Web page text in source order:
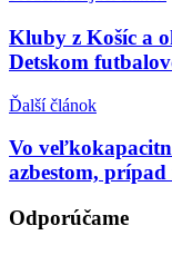
Kluby z Košíc a
Detskom
Ďalší článok
Vo
azbestom,
Odporúčame